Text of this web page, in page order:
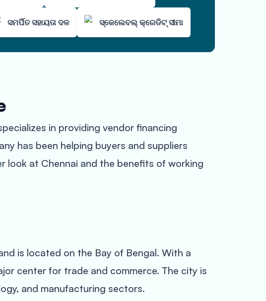
ସମର୍ପିତ ସହାୟତା ଦଳ ସ୍କେଲେବଲ୍ କ୍ରେଡିଟ୍ ସୀମା
in providing vendor financing
has been helping buyers and suppliers
look at Chennai and the benefits of working
is located on the Bay of Bengal. With a
center for trade and commerce. The city is
and manufacturing sectors.